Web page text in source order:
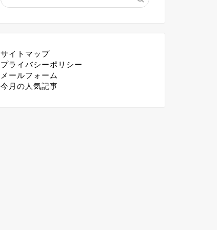
サイトマップ
プライバシーポリシー
メールフォーム
今月の人気記事